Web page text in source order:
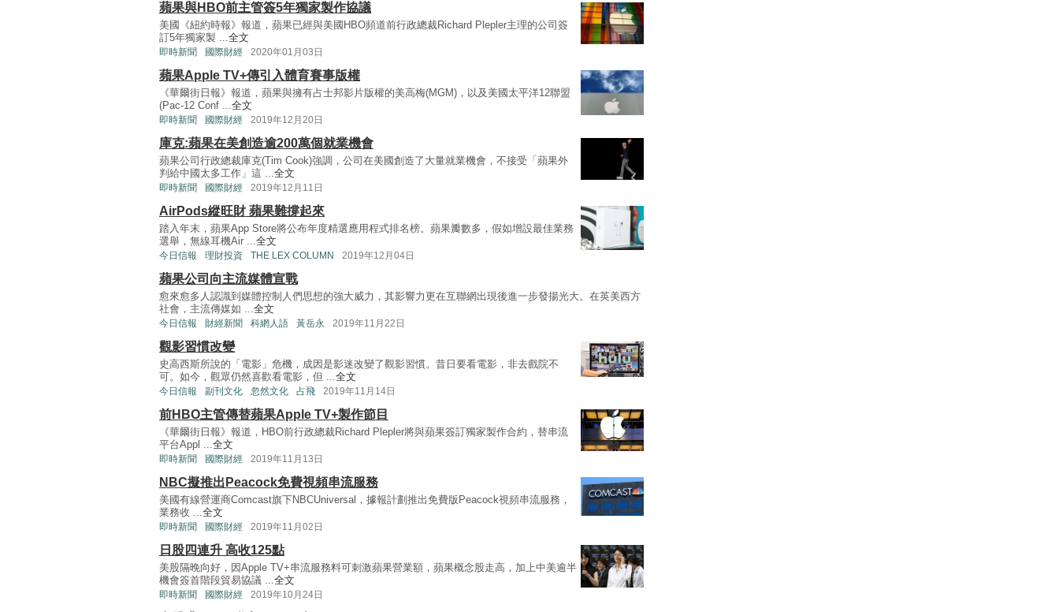
蘋果與HBO前主管簽5年獨家製作協議
美國《紐約時報》報道，蘋果已經與美國HBO頻道前行政總裁Richard Plepler主理的公司簽
訂5年獨家製 ...全文
即時新聞 國際財經 2020年01月03日
蘋果Apple TV+傳引入體育賽事版權
《華爾街日報》報道，蘋果與擁有占士邦影片版權的美高梅(MGM)，以及美國太平洋12聯盟
(Pac-12 Conf ...全文
即時新聞 國際財經 2019年12月20日
庫克:蘋果在美創造逾200萬個就業機會
蘋果公司行政總裁庫克(Tim Cook)強調，公司在美國創造了大量就業機會，不接受「蘋果外
判給中國太多工作」這 ...全文
即時新聞 國際財經 2019年12月11日
AirPods縱旺財 蘋果難撐起來
踏入年末，蘋果App Store將公布年度精選應用程式排名榜。蘋果瓣數多，假如增設最佳業務
選舉，無線耳機Air ...全文
今日信報 理財投資 THE LEX COLUMN 2019年12月04日
蘋果公司向主流媒體宣戰
愈來愈多人認識到媒體控制人們思想的強大威力，其影響力更在互聯網出現後進一步發揚光大。在英美西方
社會，主流傳媒如 ...全文
今日信報 財經新聞 科網人語 黃岳永 2019年11月22日
觀影習慣改變
史高西斯所說的「電影」危機，成因是影迷改變了觀影習慣。昔日要看電影，非去戲院不
可。如今，觀眾仍然喜歡看電影，但 ...全文
今日信報 副刊文化 忽然文化 占飛 2019年11月14日
前HBO主管傳替蘋果Apple TV+製作節目
《華爾街日報》報道，HBO前行政總裁Richard Plepler將與蘋果簽訂獨家製作合約，替串流
平台Appl ...全文
即時新聞 國際財經 2019年11月13日
NBC擬推出Peacock免費視頻串流服務
美國有線營運商Comcast旗下NBCUniversal，據報計劃推出免費版Peacock視頻串流服務，
業務收 ...全文
即時新聞 國際財經 2019年11月02日
日股四連升 高收125點
美股隔晚向好，因Apple TV+串流服務料可刺激蘋果營業額，蘋果概念股走高，加上中美逾半
機會簽首階段貿易協議 ...全文
即時新聞 國際財經 2019年10月24日